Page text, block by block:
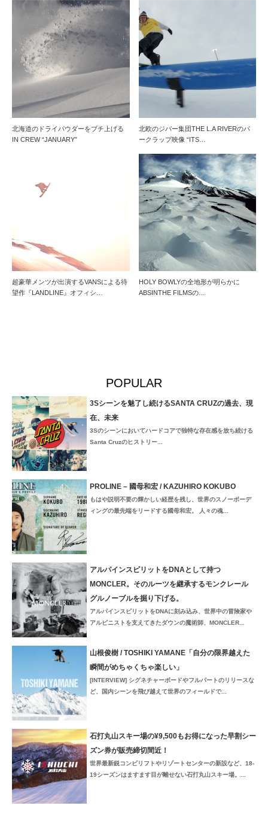
北海道のドライパウダーをブチ上げる
IN CREW “JANUARY”
北欧のジバー集団THE L.A RIVERのパ
ークラップ映像 “ITS…
超豪華メンツが出演するVANSによる待
望作『LANDLINE』オフィシ…
HOLY BOWLYの全地形が明らかに
ABSINTHE FILMSの…
POPULAR
3Sシーンを魅了し続けるSANTA CRUZの過去、現
在、未来
3Sのシーンにおいてハードコアで独特な存在感を放ち続ける
Santa Cruzのヒストリー...
PROLINE – 國母和宏 / KAZUHIRO KOKUBO
もはや説明不要の輝かしい経歴を残し、世界のスノーボーデ
ィングの最先端をリードする國母和宏。 人々の魂...
アルパインスピリットをDNAとして持つ
MONCLER。そのルーツを継承するモンクレール
グルノーブルを掘り下げる。
アルパインスピリットをDNAに刻み込み、世界中の冒険家や
アルピニストを支えてきたダウンの魔術師、MONCLER...
山根俊樹 / TOSHIKI YAMANE「自分の限界越えた
瞬間がめちゃくちゃ楽しい」
[INTERVIEW] シグネチャーボードやフルパートのリリースな
ど、国内シーンを飛び越えて世界のフィールドで...
石打丸山スキー場の¥9,500もお得になった早割シー
ズン券が販売締切間近！
世界最新鋭コンビリフトやリゾートセンターの新設など、18-
19シーズンはますます目が離せない石打丸山スキー場。...